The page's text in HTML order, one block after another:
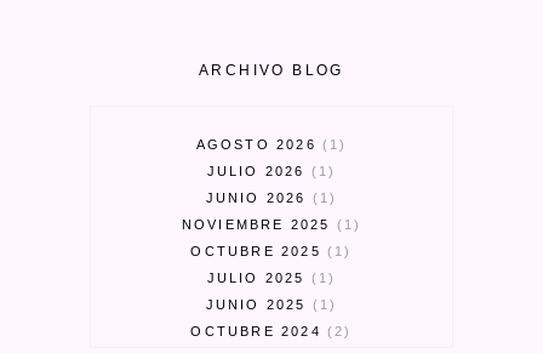
ARCHIVO BLOG
AGOSTO 2026
1
JULIO 2026
1
JUNIO 2026
1
NOVIEMBRE 2025
1
OCTUBRE 2025
1
JULIO 2025
1
JUNIO 2025
1
OCTUBRE 2024
2